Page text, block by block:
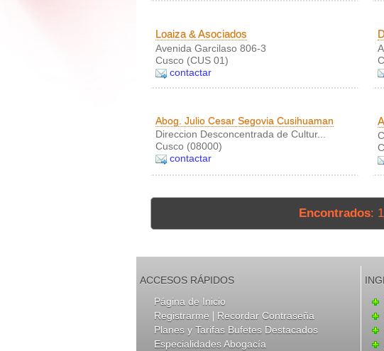
Loaiza & Asociados
Avenida Garcilaso 806-3
Cusco (CUS 01)
contactar
Abog. Julio Cesar Segovia Cusihuaman
Direccion Desconcentrada de Cultur...
Cusco (08000)
contactar
Encontrados:
ACCESOS RÁPIDOS
Página de Inicio
Registrarme | Recordar Contraseña
Planes y Tarifas Bufetes Destacados
Especialidades Abogacía